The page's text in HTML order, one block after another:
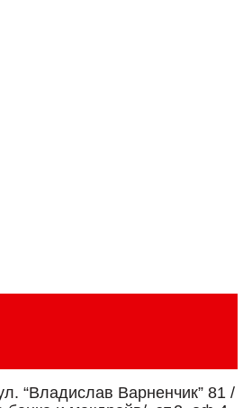
“Владислав Варненчик” 81 /